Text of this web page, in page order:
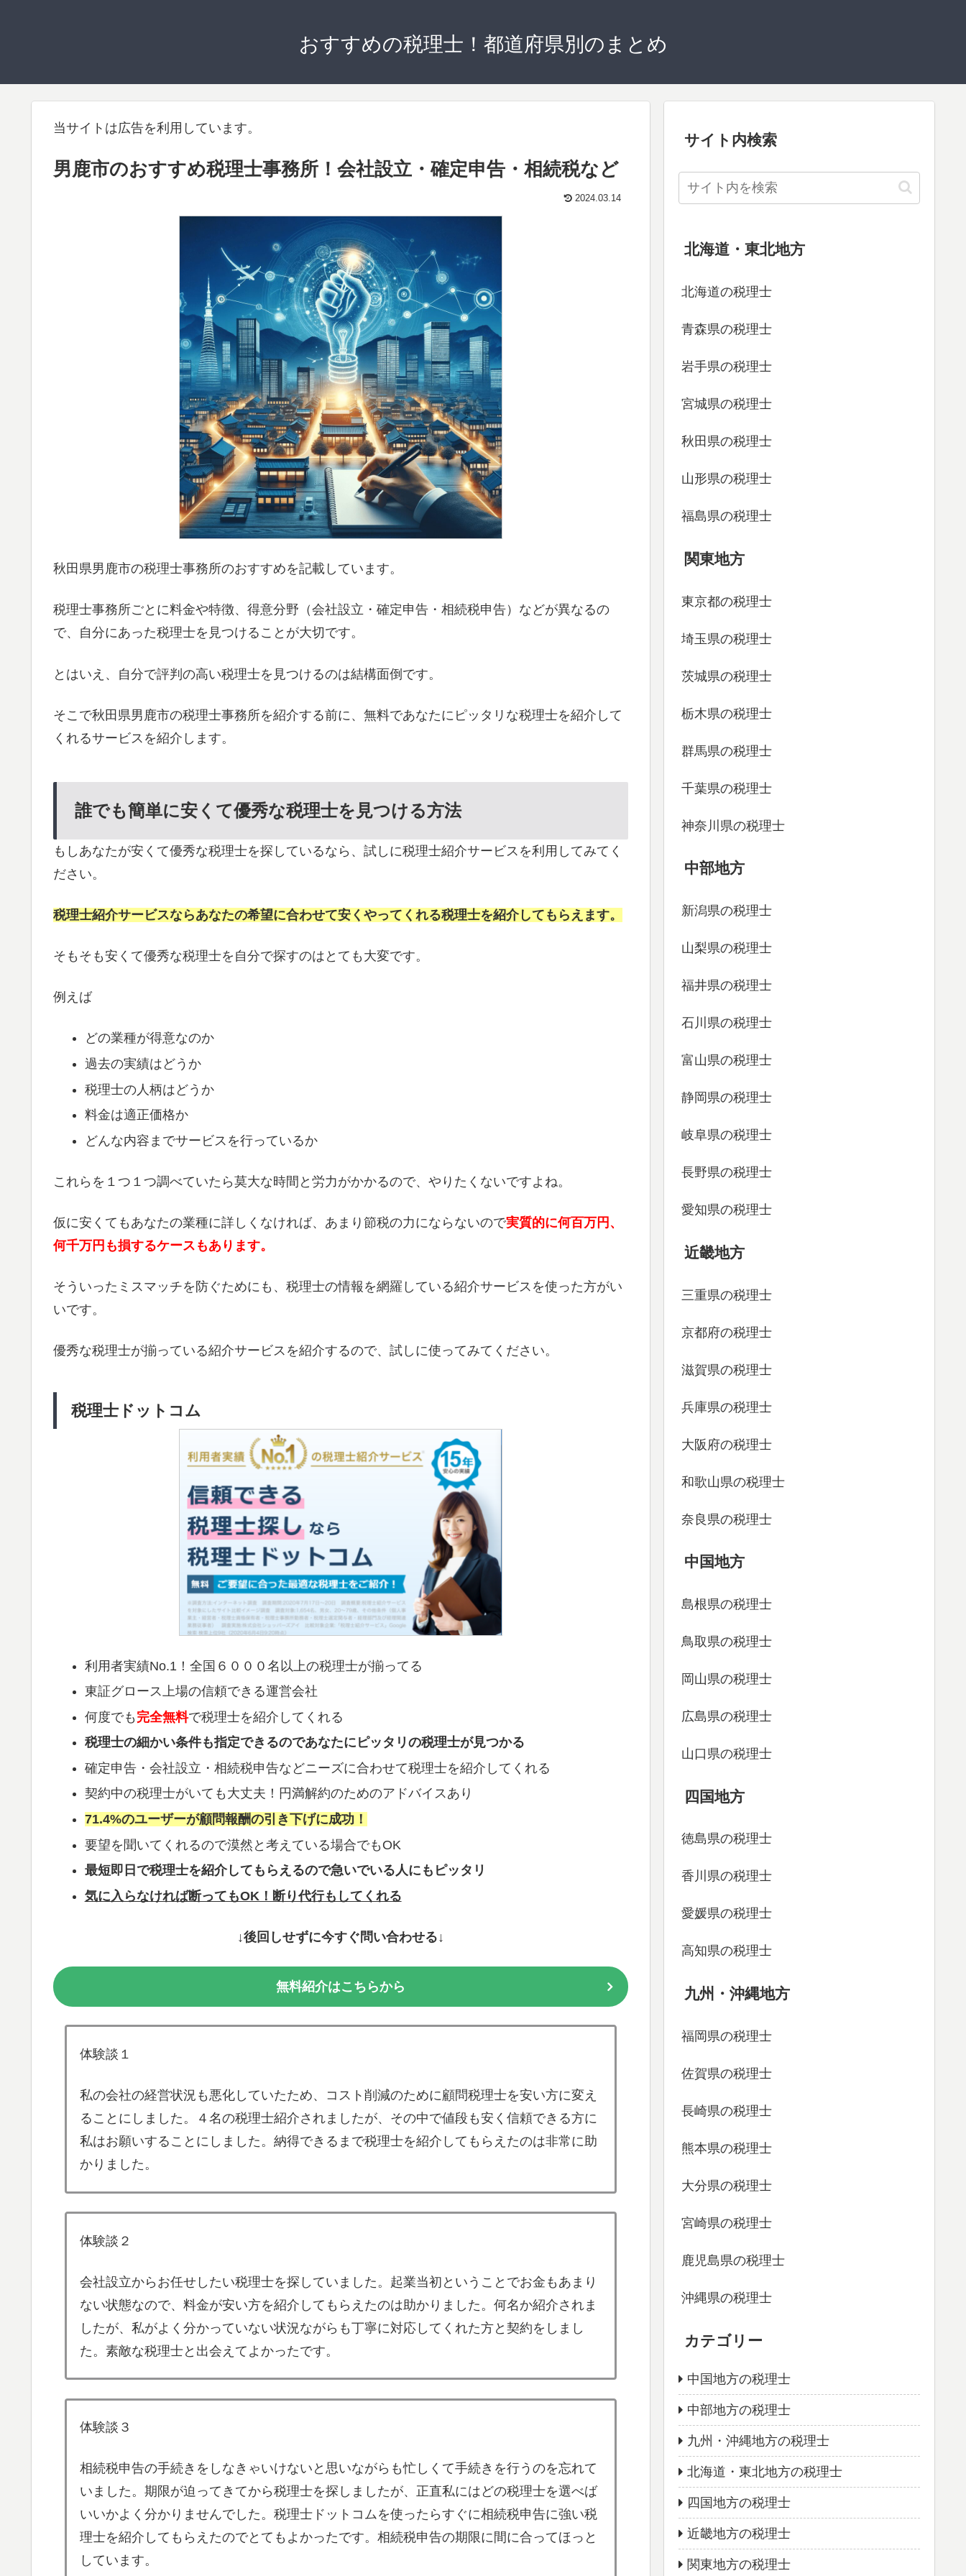
おすすめの税理士！都道府県別のまとめ
当サイトは広告を利用しています。
男鹿市のおすすめ税理士事務所！会社設立・確定申告・相続税など
2024.03.14
秋田県男鹿市の税理士事務所のおすすめを記載しています。
税理士事務所ごとに料金や特徴、得意分野（会社設立・確定申告・相続税申告）などが異なるの
で、自分にあった税理士を見つけることが大切です。
とはいえ、自分で評判の高い税理士を見つけるのは結構面倒です。
そこで秋田県男鹿市の税理士事務所を紹介する前に、無料であなたにピッタリな税理士を紹介して
くれるサービスを紹介します。
誰でも簡単に安くて優秀な税理士を見つける方法
もしあなたが安くて優秀な税理士を探しているなら、試しに税理士紹介サービスを利用してみてく
ださい。
税理士紹介サービスならあなたの希望に合わせて安くやってくれる税理士を紹介してもらえます。
そもそも安くて優秀な税理士を自分で探すのはとても大変です。
例えば
どの業種が得意なのか
過去の実績はどうか
税理士の人柄はどうか
料金は適正価格か
どんな内容までサービスを行っているか
これらを１つ１つ調べていたら莫大な時間と労力がかかるので、やりたくないですよね。
仮に安くてもあなたの業種に詳しくなければ、あまり節税の力にならないので実質的に何百万円、
何千万円も損するケースもあります。
そういったミスマッチを防ぐためにも、税理士の情報を網羅している紹介サービスを使った方がい
いです。
優秀な税理士が揃っている紹介サービスを紹介するので、試しに使ってみてください。
税理士ドットコム
利用者実績No.1！全国６０００名以上の税理士が揃ってる
東証グロース上場の信頼できる運営会社
何度でも 完全無料で税理士を紹介してくれる
税理士の細かい条件も指定できるのであなたにピッタリの税理士が見つかる
確定申告・会社設立・相続税申告などニーズに合わせて税理士を紹介してくれる
契約中の税理士がいても大丈夫！円満解約のためのアドバイスあり
71.4%のユーザーが顧問報酬の引き下げに成功！
要望を聞いてくれるので漠然と考えている場合でもOK
最短即日で税理士を紹介してもらえるので急いでいる人にもピッタリ
気に入らなければ断ってもOK！断り代行もしてくれる
↓後回しせずに今すぐ問い合わせる↓
無料紹介はこちらから
体験談１
私の会社の経営状況も悪化していたため、コスト削減のために顧問税理士を安い方に変え
ることにしました。４名の税理士紹介されましたが、その中で値段も安く信頼できる方に
私はお願いすることにしました。納得できるまで税理士を紹介してもらえたのは非常に助
かりました。
体験談２
会社設立からお任せしたい税理士を探していました。起業当初ということでお金もあまり
ない状態なので、料金が安い方を紹介してもらえたのは助かりました。何名か紹介されま
したが、私がよく分かっていない状況ながらも丁寧に対応してくれた方と契約をしまし
た。素敵な税理士と出会えてよかったです。
体験談３
相続税申告の手続きをしなきゃいけないと思いながらも忙しくて手続きを行うのを忘れて
いました。期限が迫ってきてから税理士を探しましたが、正直私にはどの税理士を選べば
いいかよく分かりませんでした。税理士ドットコムを使ったらすぐに相続税申告に強い税
理士を紹介してもらえたのでとてもよかったです。相続税申告の期限に間に合ってほっと
しています。
サイト内検索
北海道・東北地方
北海道の税理士
青森県の税理士
岩手県の税理士
宮城県の税理士
秋田県の税理士
山形県の税理士
福島県の税理士
関東地方
東京都の税理士
埼玉県の税理士
茨城県の税理士
栃木県の税理士
群馬県の税理士
千葉県の税理士
神奈川県の税理士
中部地方
新潟県の税理士
山梨県の税理士
福井県の税理士
石川県の税理士
富山県の税理士
静岡県の税理士
岐阜県の税理士
長野県の税理士
愛知県の税理士
近畿地方
三重県の税理士
京都府の税理士
滋賀県の税理士
兵庫県の税理士
大阪府の税理士
和歌山県の税理士
奈良県の税理士
中国地方
島根県の税理士
鳥取県の税理士
岡山県の税理士
広島県の税理士
山口県の税理士
四国地方
徳島県の税理士
香川県の税理士
愛媛県の税理士
高知県の税理士
九州・沖縄地方
福岡県の税理士
佐賀県の税理士
長崎県の税理士
熊本県の税理士
大分県の税理士
宮崎県の税理士
鹿児島県の税理士
沖縄県の税理士
カテゴリー
中国地方の税理士
中部地方の税理士
九州・沖縄地方の税理士
北海道・東北地方の税理士
四国地方の税理士
近畿地方の税理士
関東地方の税理士